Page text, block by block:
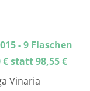
- 9 Flaschen
statt 98,55 €
Vinaria